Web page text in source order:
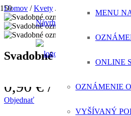
Návrh svadobného
MENU
ONLINE
OZNÁMENIE
VYŠÍVANÝ
Domov / Kvety / Svadobné oznámenie
Svadobné oznámenie
0,90 € / svadobné
Objednať